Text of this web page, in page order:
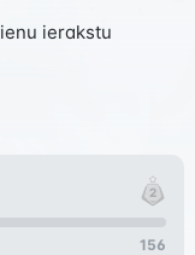
ierakstu
156